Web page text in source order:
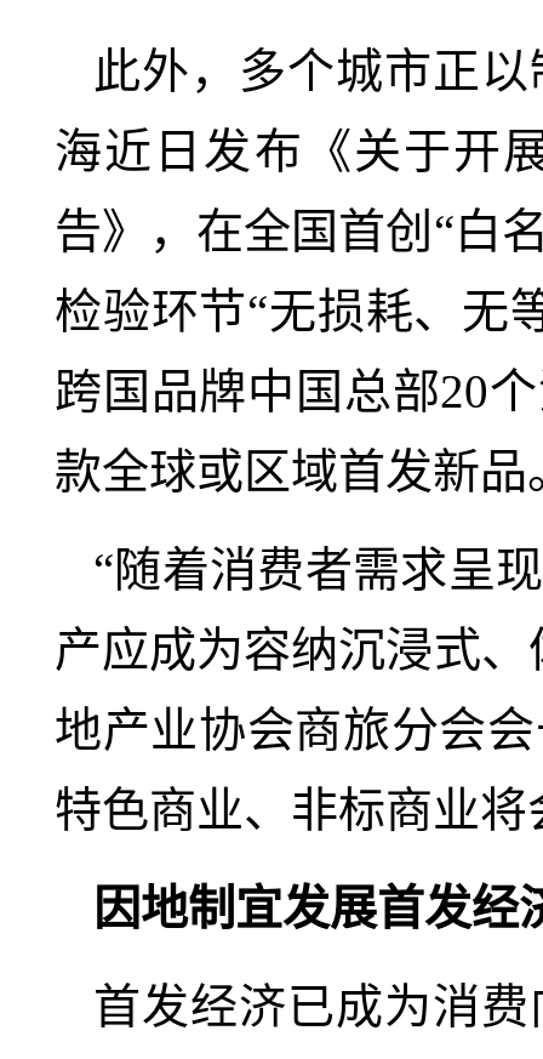
此外，多个城市正
海近日发布《关于开
告》，在全国首创“白
检验环节“无损耗、无
跨国品牌中国总部20
款全球或区域首发新品
“随着消费者需求呈
产应成为容纳沉浸式
地产业协会商旅分会
特色商业、非标商业
因地制宜发展首发经
首发经济已成为消